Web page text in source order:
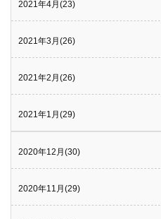
2021年4月(23)
2021年3月(26)
2021年2月(26)
2021年1月(29)
2020年12月(30)
2020年11月(29)